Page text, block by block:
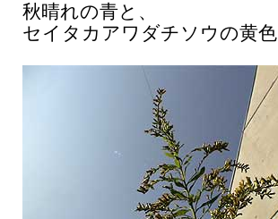
秋晴れの青と、
セイタカアワダチソウの黄色